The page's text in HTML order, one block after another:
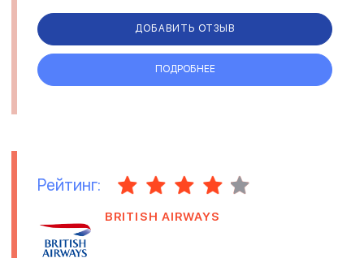
Северной Амери...
ДОБАВИТЬ ОТЗЫВ
ПОДРОБНЕЕ
Рейтинг:
BRITISH AIRWAYS